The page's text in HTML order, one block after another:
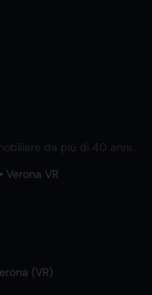
da più di 40 anni.
Verona VR
(VR)